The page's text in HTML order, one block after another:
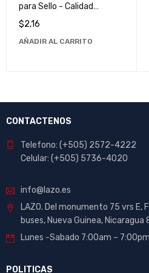
para Sello - Calidad
Superior y Larga Duración
$2,16
AÑADIR AL CARRITO
CONTACTENOS
Telefono: (+505) 2572-4222
Celular: (+505) 5736-4020
info@lazo.es
LAZO. Del monumento 75 vrs E,
buses, Nueva Guinea, Nicaragua
Lunes -Sabado 7:00am – 7:00pm
POLITICAS